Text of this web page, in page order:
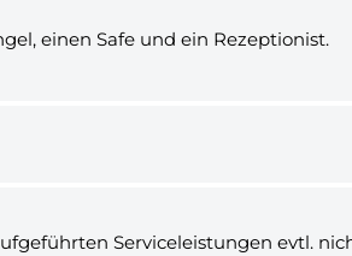
einen Safe und ein Rezeptionist.
Serviceleistungen evtl.